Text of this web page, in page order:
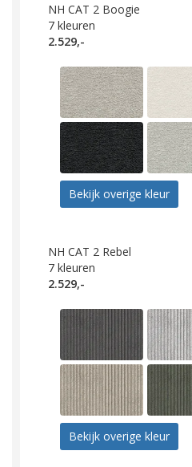
NH CAT 2 Boogie
7 kleuren
2.529,-
Bekijk overige kleur
NH CAT 2 Rebel
7 kleuren
2.529,-
Bekijk overige kleur